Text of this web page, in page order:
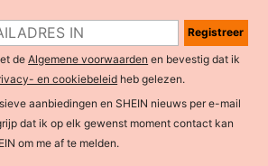
Registreer
deAlgemene voorwaarden en bevestig dat ik
en cookiebeleid heb gelezen.
aanbiedingen en SHEIN nieuws per e-mail
dat ik op elk gewenst moment contact kan
om me af te melden.